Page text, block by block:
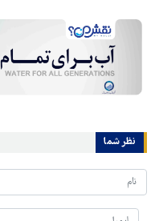
نظر شما